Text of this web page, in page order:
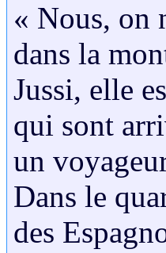
« Nous, on
dans la
Jussi, elle
qui sont
un
Dans le
des